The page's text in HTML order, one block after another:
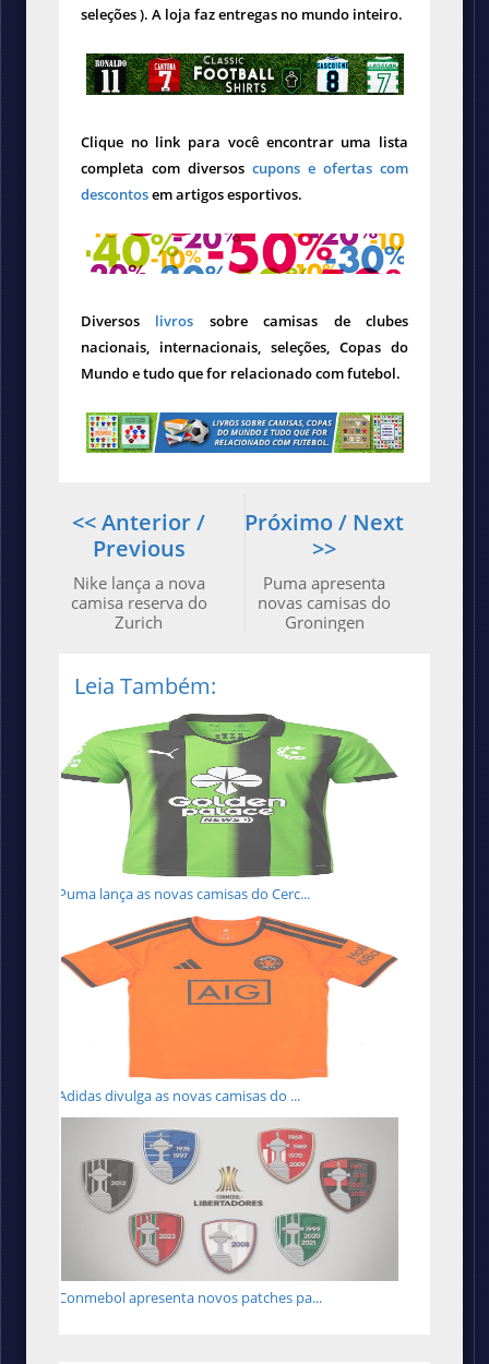
seleções ). A loja faz entregas no mundo inteiro.
Clique no link para você encontrar uma lista
completa com diversos cupons e ofertas com
descontosem artigos esportivos.
Diversos livros sobre camisas de clubes
nacionais, internacionais, seleções, Copas do
Mundo e tudo que for relacionado com futebol.
Próximo / Next
>>
Puma apresenta
novas camisas do
Groningen
<< Anterior /
Previous
Nike lança a nova
camisa reserva do
Zurich
Leia Também:
Puma lança as novas camisas do Cerc...
Adidas divulga as novas camisas do ...
Conmebol apresenta novos patches pa...